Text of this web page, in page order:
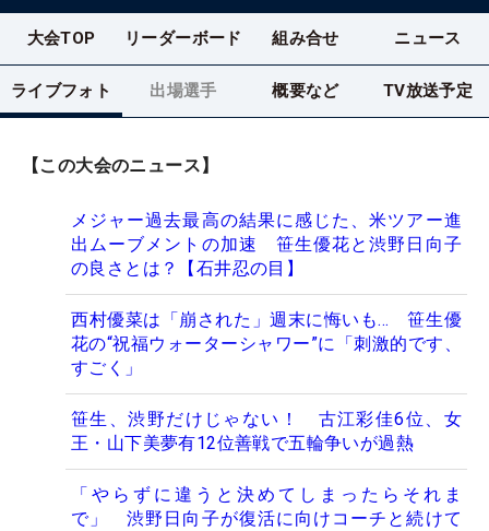
大会TOP リーダーボード 組み合せ ニュース
ライブフォト 出場選手 概要など TV放送予定
【この大会のニュース】
メジャー過去最高の結果に感じた、米ツアー進
出ムーブメントの加速 笹生優花と渋野日向子
の良さとは？【石井忍の目】
西村優菜は「崩された」週末に悔いも… 笹生優
花の“祝福ウォーターシャワー”に「刺激的です、
すごく」
笹生、渋野だけじゃない！ 古江彩佳6位、女
王・山下美夢有12位善戦で五輪争いが過熱
「やらずに違うと決めてしまったらそれま
で」 渋野日向子が復活に向けコーチと続けて